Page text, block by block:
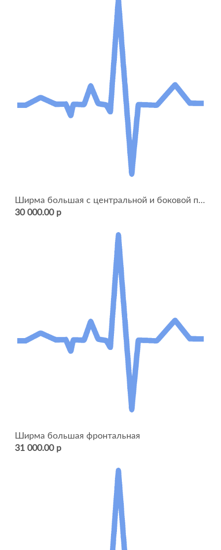
Ширма большая с центральной и боковой панелью
30 000.00 р
Ширма большая фронтальная
31 000.00 р